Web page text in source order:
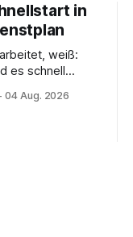
in
weiß:
es schnell
um dienstpläne,
04 Aug. 2026